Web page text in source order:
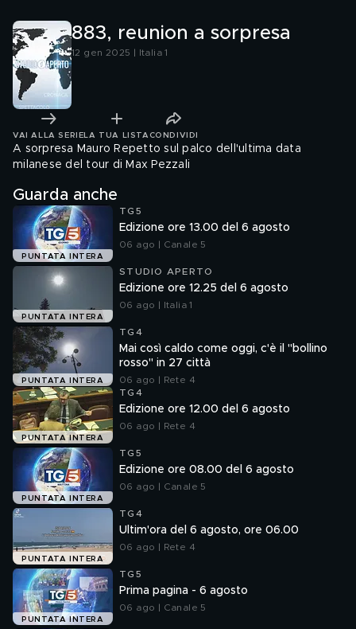
883, reunion a sorpresa
12 gen 2025 | Italia 1
VAI ALLA SERIE LA TUA LISTA CONDIVIDI
A sorpresa Mauro Repetto sul palco dell'ultima data
milanese del tour di Max Pezzali
Guarda anche
PUNTATA INTERA
TG5
Edizione ore 13.00 del 6 agosto
06 ago | Canale 5
PUNTATA INTERA
STUDIO APERTO
Edizione ore 12.25 del 6 agosto
06 ago | Italia 1
PUNTATA INTERA
TG4
Mai così caldo come oggi, c'è il "bollino
rosso" in 27 città
06 ago | Rete 4
PUNTATA INTERA
TG4
Edizione ore 12.00 del 6 agosto
06 ago | Rete 4
PUNTATA INTERA
TG5
Edizione ore 08.00 del 6 agosto
06 ago | Canale 5
PUNTATA INTERA
TG4
Ultim'ora del 6 agosto, ore 06.00
06 ago | Rete 4
PUNTATA INTERA
TG5
Prima pagina - 6 agosto
06 ago | Canale 5